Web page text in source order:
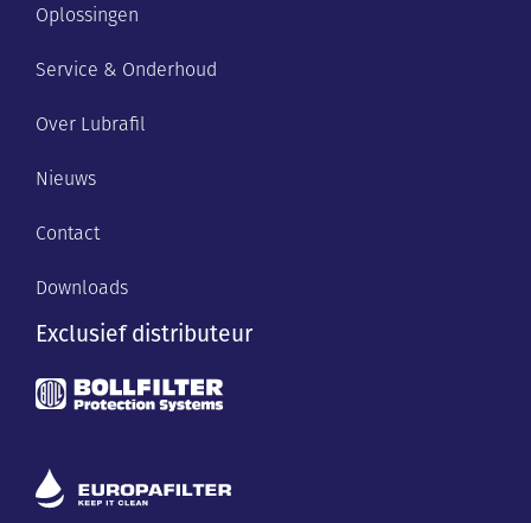
Oplossingen
Service & Onderhoud
Over Lubrafil
Nieuws
Contact
Downloads
Exclusief distributeur